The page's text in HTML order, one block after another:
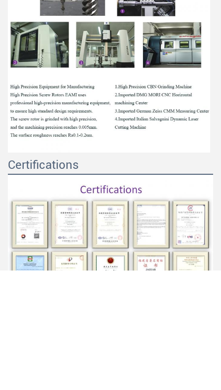
Certifications